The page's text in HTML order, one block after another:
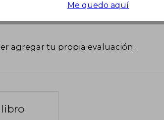
agregar tu propia evaluación.
Me quedo aquí